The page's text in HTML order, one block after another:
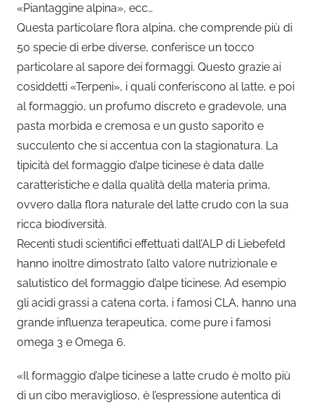
«Piantaggine alpina», ecc…
Questa particolare flora alpina, che comprende più di
50 specie di erbe diverse, conferisce un tocco
particolare al sapore dei formaggi. Questo grazie ai
cosiddetti «Terpeni», i quali conferiscono al latte, e poi
al formaggio, un profumo discreto e gradevole, una
pasta morbida e cremosa e un gusto saporito e
succulento che si accentua con la stagionatura. La
tipicità del formaggio d’alpe ticinese è data dalle
caratteristiche e dalla qualità della materia prima,
ovvero dalla flora naturale del latte crudo con la sua
ricca biodiversità.
Recenti studi scientifici effettuati dall’ALP di Liebefeld
hanno inoltre dimostrato l’alto valore nutrizionale e
salutistico del formaggio d’alpe ticinese. Ad esempio
gli acidi grassi a catena corta, i famosi CLA, hanno una
grande influenza terapeutica, come pure i famosi
omega 3 e Omega 6.
«Il formaggio d’alpe ticinese a latte crudo è molto più
di un cibo meraviglioso, è l’espressione autentica di